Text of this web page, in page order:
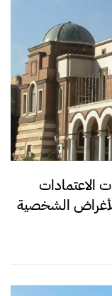
الاعتمادات
الشخصية